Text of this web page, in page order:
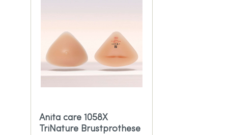
Anita care 1058X
TriNature Brustprothese